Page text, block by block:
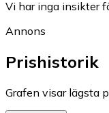
Vi har inga insikter
Annons
Prishistorik
Grafen visar lägsta